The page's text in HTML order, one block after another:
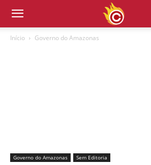
Início Governo do Amazonas
Governo do Amazonas Sem Editoria